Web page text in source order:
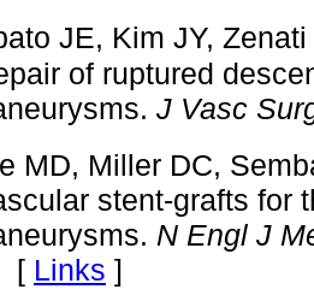
JE, Kim JY,
of ruptured
J Vasc
MD, Miller DC,
stent-grafts for
N Engl J
[ Links ]